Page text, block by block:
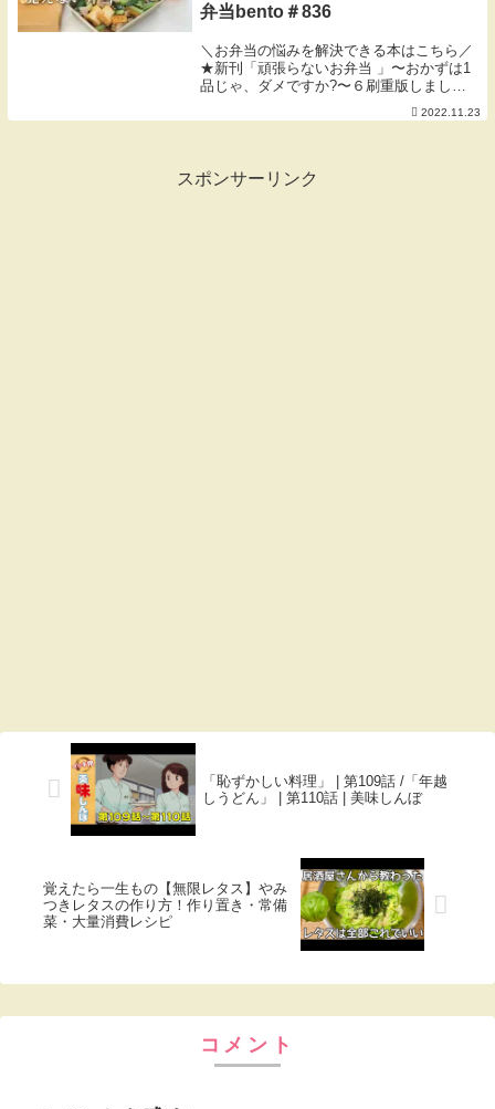
弁当bento＃836
＼お弁当の悩みを解決できる本はこちら／
★新刊「頑張らないお弁当 」〜おかずは1
品じゃ、ダメですか?〜６刷重版しまし
た！ありがとうございます♡→​★初著書
にぎりっ娘の「はじめての子どもべんと
2022.11.23
スポンサーリンク
「恥ずかしい料理」 | 第109話 /「年越
しうどん」 | 第110話 | 美味しんぼ
覚えたら一生もの【無限レタス】やみ
つきレタスの作り方！作り置き・常備
菜・大量消費レシピ
コメント